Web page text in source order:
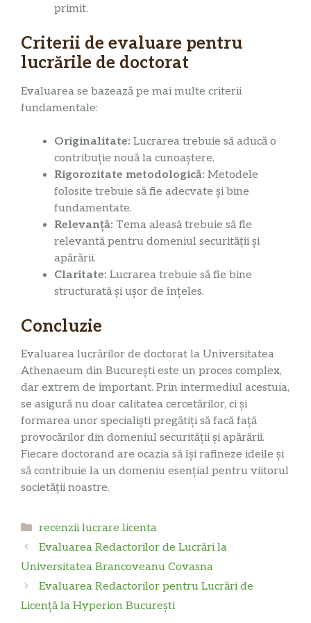
primit.
Criterii de evaluare pentru
lucrările de doctorat
Evaluarea se bazează pe mai multe criterii
fundamentale:
Originalitate: Lucrarea trebuie să aducă o
contribuție nouă la cunoaștere.
Rigorozitate metodologică: Metodele
folosite trebuie să fie adecvate și bine
fundamentate.
Relevanță: Tema aleasă trebuie să fie
relevantă pentru domeniul securității și
apărării.
Claritate: Lucrarea trebuie să fie bine
structurată și ușor de înțeles.
Concluzie
Evaluarea lucrărilor de doctorat la Universitatea
Athenaeum din București este un proces complex,
dar extrem de important. Prin intermediul acestuia,
se asigură nu doar calitatea cercetărilor, ci și
formarea unor specialiști pregătiți să facă față
provocărilor din domeniul securității și apărării.
Fiecare doctorand are ocazia să își rafineze ideile și
să contribuie la un domeniu esențial pentru viitorul
societății noastre.
Categorii
recenzii lucrare licenta
Evaluarea Redactorilor de Lucrări la
Universitatea Brancoveanu Covasna
Evaluarea Redactorilor pentru Lucrări de
Licență la Hyperion București